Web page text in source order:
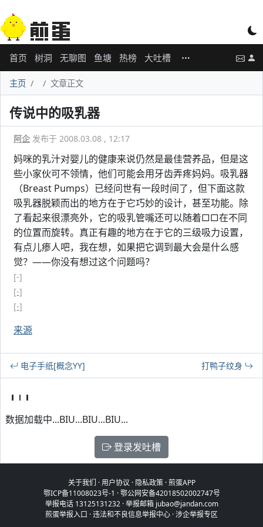
首页 树洞 无聊图 鱼塘 热榜 大吐槽
主页 文章正文
传说中的吸乳器
阿企 发布于 2008.03.08 , 12:17
妈咪的乳汁对婴儿的健康来说仍然是最佳营养品，但是这
些小家伙可不领情，他们可能会用牙齿弄疼妈妈。吸乳器
（Breast Pumps）已经问世有一段时间了，但下面这款
吸乳器脱颖而出的地方在于它巧妙的设计，甚至功能。除
了看起来很漂亮外，它的吸乳管嘴还可以随着□□在不同
的位置而旋转。真正有趣的地方在于它的三级吸力设置，
有点儿瘆人吧，我在想，如果把它调到最大会是什么感
觉？——你没有想过这个问题吗？
[-]
[-]
[-]
来源
电子手纸[概念YY] 打鸭子纹身
数据加载中...BIU...BIU...BIU...
登录发吐槽
关于我们 ·用户协议 · 隐私政策·煎蛋APP
鄂ICP备11008023号-1 ·鄂公网安备42018502002747号
举报电话 13125131232 · 举报邮箱 jubao@jandan.com
煎蛋举报入口 ·违法和不良信息举报中心 ·涉企举报专区